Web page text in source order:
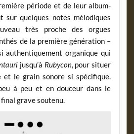
période et de leur album-
sur quelques notes mélodiques
très proche des orgues
de la première génération –
authentiquement organique qui
jusqu’à Rubycon, pour situer
et le grain sonore si spécifique.
à peu et en douceur dans le
grave soutenu.